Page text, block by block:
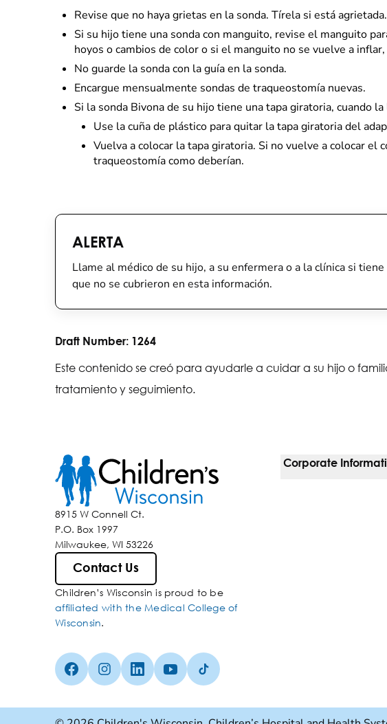
Revise que no haya grietas en la sonda. Tírela si está agrietada.
Si su hijo tiene una sonda con manguito, revise el manguito
hoyos o cambios de color o si el manguito no se vuelve a
No guarde la sonda con la guía en la sonda.
Encargue mensualmente sondas de traqueostomía nuevas.
Si la sonda Bivona de su hijo tiene una tapa giratoria, cuando
Use la cuña de plástico para quitar la tapa giratoria del
Vuelva a colocar la tapa giratoria. Si no vuelve a colocar
traqueostomía como deberían.
ALERTA
Llame al médico de su hijo, a su enfermera o a la clínica si
que no se cubrieron en esta información.
Draft Number: 1264
Este contenido se creó para ayudarle a cuidar a su hijo o
tratamiento y seguimiento.
8915 W Connell Ct.
P.O. Box 1997
Milwaukee, WI 53226
Contact Us
Children’s Wisconsin is proud to be
affiliated with the Medical College of
Wisconsin.
Corporate
Facebook (Opens in a new tab)
Instagram (Opens in a new tab)
linkedin (Opens in a new tab)
Youtube (Opens in a new tab)
Tiktok (Opens in a new tab)